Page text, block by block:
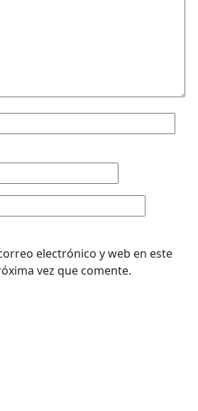
electrónico y web en este
vez que comente.